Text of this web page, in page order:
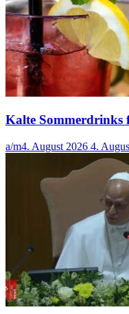
Kalte Sommerdrinks
a/m4. August 2026 4.